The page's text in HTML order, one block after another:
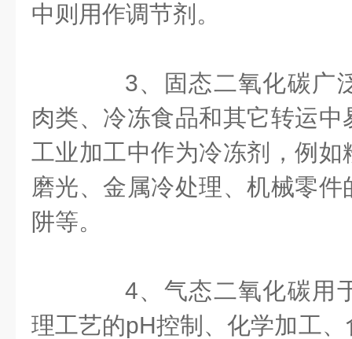
中则用作调节剂。
3、固态二氧化碳广
肉类、冷冻食品和其它转运
工业加工中作为冷冻剂，例
磨光、金属冷处理、机械零
阱等。
4、气态二氧化碳用
理工艺的pH控制、化学加工